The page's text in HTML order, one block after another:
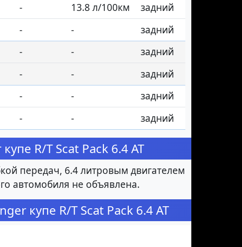
- 13.8 л/100км
задний
- -
задний
- -
задний
- -
задний
- -
задний
- - задний
R/T Scat Pack 6.4 AT
передач, 6.4 литровым двигателем
автомобиля не объявлена.
купе R/T Scat Pack 6.4 AT